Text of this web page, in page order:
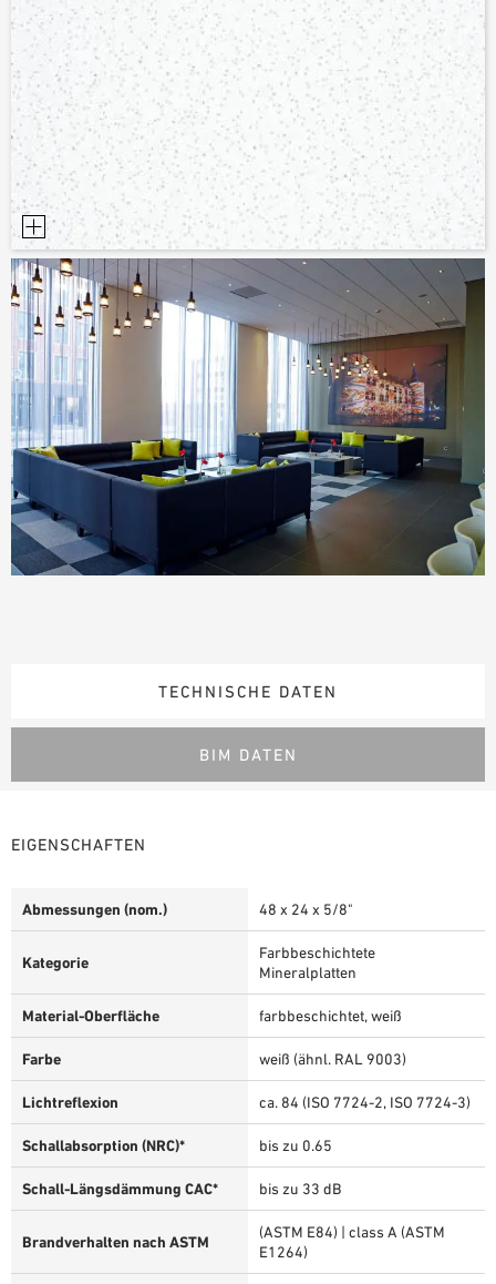
TECHNISCHE DATEN
BIM DATEN
EIGENSCHAFTEN
Abmessungen (nom.) 48 x 24 x 5/8"
Kategorie
Farbbeschichtete
Mineralplatten
Material-Oberfläche farbbeschichtet, weiß
Farbe weiß (ähnl. RAL 9003)
Lichtreflexion ca. 84 (ISO 7724-2, ISO 7724-3)
Schallabsorption (NRC)* bis zu 0.65
Schall-Längsdämmung CAC* bis zu 33 dB
Brandverhalten nach ASTM
(ASTM E84) | class A (ASTM
E1264)